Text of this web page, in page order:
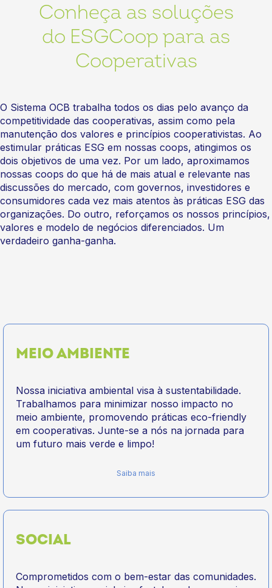
Conheça as soluções
do ESGCoop para as
Cooperativas
O Sistema OCB trabalha todos os dias pelo avanço da
competitividade das cooperativas, assim como pela
manutenção dos valores e princípios cooperativistas. Ao
estimular práticas ESG em nossas coops, atingimos os
dois objetivos de uma vez. Por um lado, aproximamos
nossas coops do que há de mais atual e relevante nas
discussões do mercado, com governos, investidores e
consumidores cada vez mais atentos às práticas ESG das
organizações. Do outro, reforçamos os nossos princípios,
valores e modelo de negócios diferenciados. Um
verdadeiro ganha-ganha.
MEIO AMBIENTE
Nossa iniciativa ambiental visa à sustentabilidade.
Trabalhamos para minimizar nosso impacto no
meio ambiente, promovendo práticas eco-friendly
em cooperativas. Junte-se a nós na jornada para
um futuro mais verde e limpo!
Saiba mais
SOCIAL
Comprometidos com o bem-estar das comunidades.